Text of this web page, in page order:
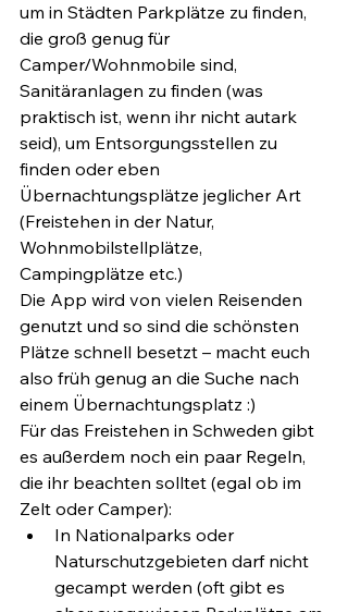
um in Städten Parkplätze zu finden,
die groß genug für
Camper/Wohnmobile sind,
Sanitäranlagen zu finden (was
praktisch ist, wenn ihr nicht autark
seid), um Entsorgungsstellen zu
finden oder eben
Übernachtungsplätze jeglicher Art
(Freistehen in der Natur,
Wohnmobilstellplätze,
Campingplätze etc.)
Die App wird von vielen Reisenden
genutzt und so sind die schönsten
Plätze schnell besetzt – macht euch
also früh genug an die Suche nach
einem Übernachtungsplatz :)
Für das Freistehen in Schweden gibt
es außerdem noch ein paar Regeln,
die ihr beachten solltet (egal ob im
Zelt oder Camper):
In Nationalparks oder
Naturschutzgebieten darf nicht
gecampt werden (oft gibt es